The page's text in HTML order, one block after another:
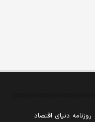
روزنامه دنیای اقتصاد